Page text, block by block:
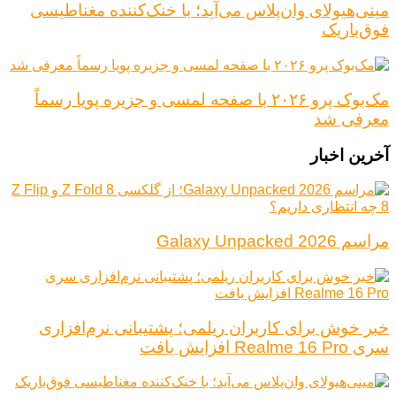
مینی‌هیولای وان‌پلاس می‌آید؛ با خنک‌کننده مغناطیسی
فوق‌باریک
مک‌بوک پرو ۲۰۲۶ با صفحه لمسی و جزیره پویا رسماً
معرفی شد
آخرین اخبار
مراسم Galaxy Unpacked 2026
خبر خوش برای کاربران ریلمی؛ پشتیبانی نرم‌افزاری
سری Realme 16 Pro افزایش یافت